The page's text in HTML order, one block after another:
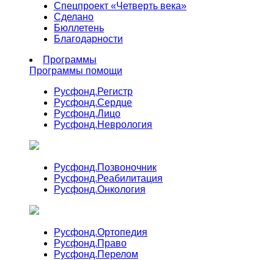
Спецпроект «Четверть века»
Сделано
Бюллетень
Благодарности
Программы
Программы помощи
Русфонд.Регистр
Русфонд.Сердце
Русфонд.Лицо
Русфонд.Неврология
Русфонд.Позвоночник
Русфонд.Реабилитация
Русфонд.Онкология
Русфонд.Ортопедия
Русфонд.Право
Русфонд.Перелом